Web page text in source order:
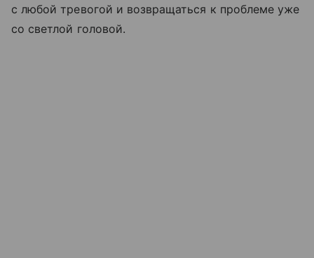
с любой тревогой и возвращаться к проблеме уже
со светлой головой.